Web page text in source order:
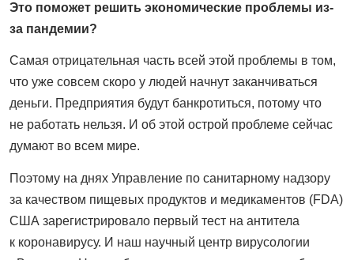
Это поможет решить экономические проблемы из-
за пандемии?
Самая отрицательная часть всей этой проблемы в том,
что уже совсем скоро у людей начнут заканчиваться
деньги. Предприятия будут банкротиться, потому что
не работать нельзя. И об этой острой проблеме сейчас
думают во всем мире.
Поэтому на днях Управление по санитарному надзору
за качеством пищевых продуктов и медикаментов (FDA)
США зарегистрировало первый тест на антитела
к коронавирусу. И наш научный центр вирусологии